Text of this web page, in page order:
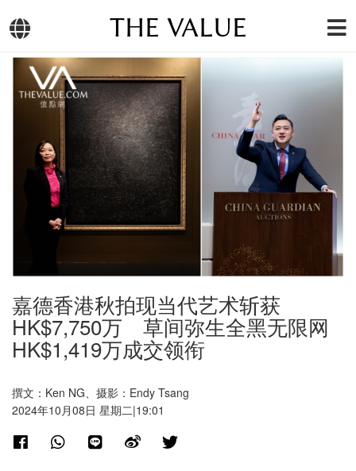
THE VALUE
嘉德香港秋拍现当代艺术斩获
HK$7,750万 草间弥生全黑无限网
HK$1,419万成交领衔
撰文：Ken NG、摄影：Endy Tsang
2024年10月08日 星期二|19:01